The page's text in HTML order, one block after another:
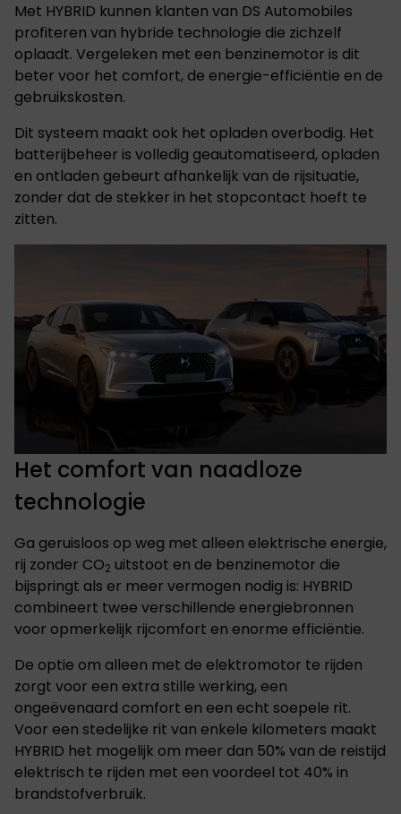
Met HYBRID kunnen klanten van DS Automobiles
profiteren van hybride technologie die zichzelf
oplaadt. Vergeleken met een benzinemotor is dit
beter voor het comfort, de energie-efficiëntie en de
gebruikskosten.
Dit systeem maakt ook het opladen overbodig. Het
batterijbeheer is volledig geautomatiseerd, opladen
en ontladen gebeurt afhankelijk van de rijsituatie,
zonder dat de stekker in het stopcontact hoeft te
zitten.
Het comfort van naadloze
technologie
Ga geruisloos op weg met alleen elektrische energie,
rij zonder CO2 uitstoot en de benzinemotor die
bijspringt als er meer vermogen nodig is: HYBRID
combineert twee verschillende energiebronnen
voor opmerkelijk rijcomfort en enorme efficiëntie.
De optie om alleen met de elektromotor te rijden
zorgt voor een extra stille werking, een
ongeëvenaard comfort en een echt soepele rit.
Voor een stedelijke rit van enkele kilometers maakt
HYBRID het mogelijk om meer dan 50% van de reistijd
elektrisch te rijden met een voordeel tot 40% in
brandstofverbruik.